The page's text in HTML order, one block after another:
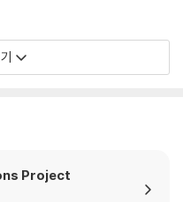
Project